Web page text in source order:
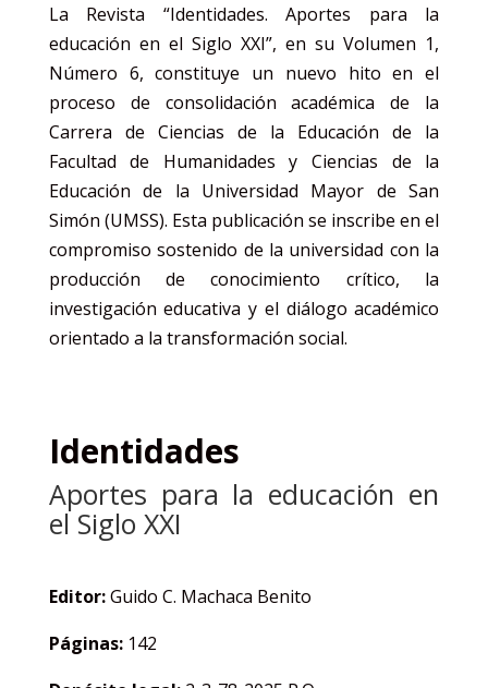
La Revista “Identidades. Aportes para la
educación en el Siglo XXI”, en su Volumen 1,
Número 6, constituye un nuevo hito en el
proceso de consolidación académica de la
Carrera de Ciencias de la Educación de la
Facultad de Humanidades y Ciencias de la
Educación de la Universidad Mayor de San
Simón (UMSS). Esta publicación se inscribe en el
compromiso sostenido de la universidad con la
producción de conocimiento crítico, la
investigación educativa y el diálogo académico
orientado a la transformación social.
Identidades
Aportes para la educación en
el Siglo XXI
Editor:Guido C. Machaca Benito
Páginas:142